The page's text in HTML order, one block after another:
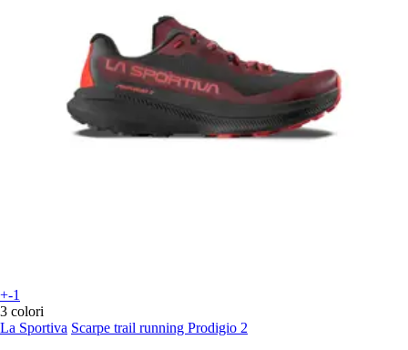
+-1
3 colori
La Sportiva Scarpe trail running Prodigio 2